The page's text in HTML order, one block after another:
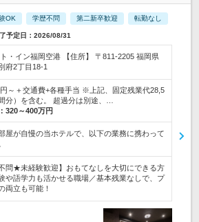
OK 学歴不問 第二新卒歓迎 転勤なし
予定日：2026/08/31
・イン福岡空港 【住所】 〒811-2205 福岡県
府2丁目18-1
～＋交通費+各種手当 ※上記、固定残業代28,5
分）を含む。 超過分は別途、…
320～400万円
屋が自慢の当ホテルで、以下の業務に携わって
問★未経験歓迎】おもてなしを大切にできる方
や語学力も活かせる職場／基本残業なしで、プ
両立も可能！